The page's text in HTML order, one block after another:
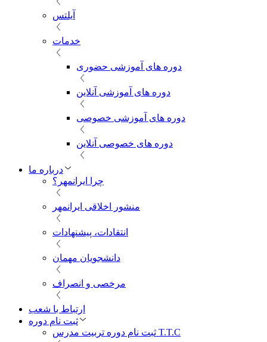
آیلتس
خدمات
دوره های آموزشی حضوری
دوره های آموزشی آنلاین
دوره های آموزشی خصوصی
دوره های خصوصی آنلاین
درباره ما
چرا ایرانمهر؟
منشور اخلاقی ایرانمهر
انتقادات، پیشنهادات
دانشجویان مهمان
مرخصی و انصراف
ارتباط با شعب
ثبت نام دوره
ثبت نام دوره تربیت مدرس T.T.C